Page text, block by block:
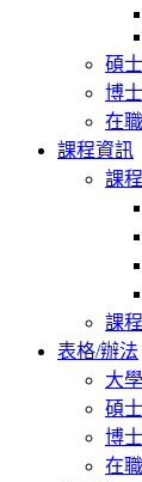
碩
博
在
課程資訊
課
課
表格/辦法
大
碩
博
在